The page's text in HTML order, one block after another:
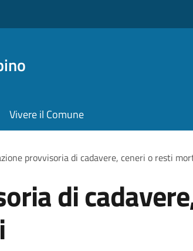
Vivere il Comune
provvisoria di cadavere, ceneri o resti
di